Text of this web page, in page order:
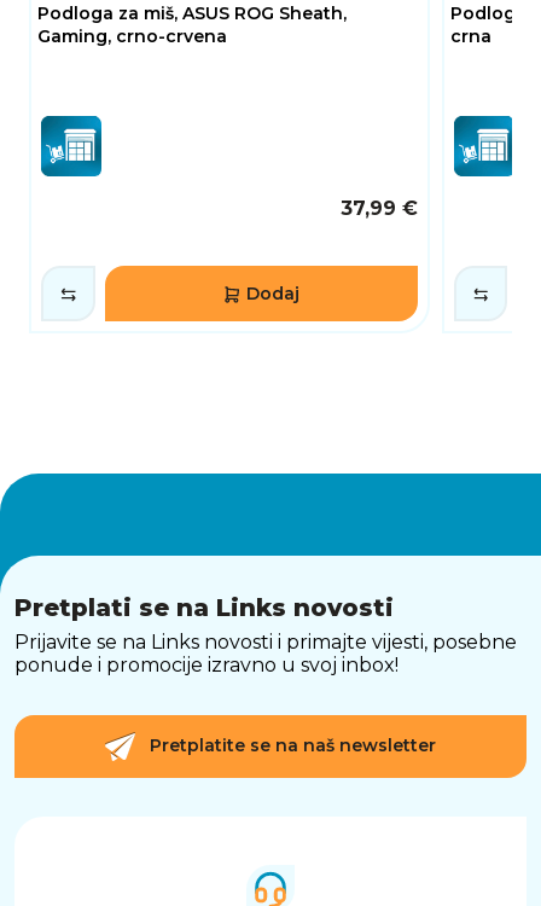
Podloga za miš, ASUS ROG Sheath,
Gaming, crno-crvena
37,99 €
Dodaj
Podloga
crna
Pretplati se na Links novosti
Prijavite se na Links novosti i primajte vijesti, posebne
ponude i promocije izravno u svoj inbox!
Pretplatite se na naš newsletter